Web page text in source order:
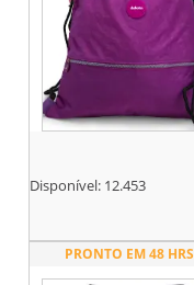
Disponível: 12.453
PRONTO EM 48 HRS